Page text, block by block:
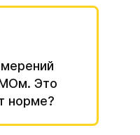
Это
норме?